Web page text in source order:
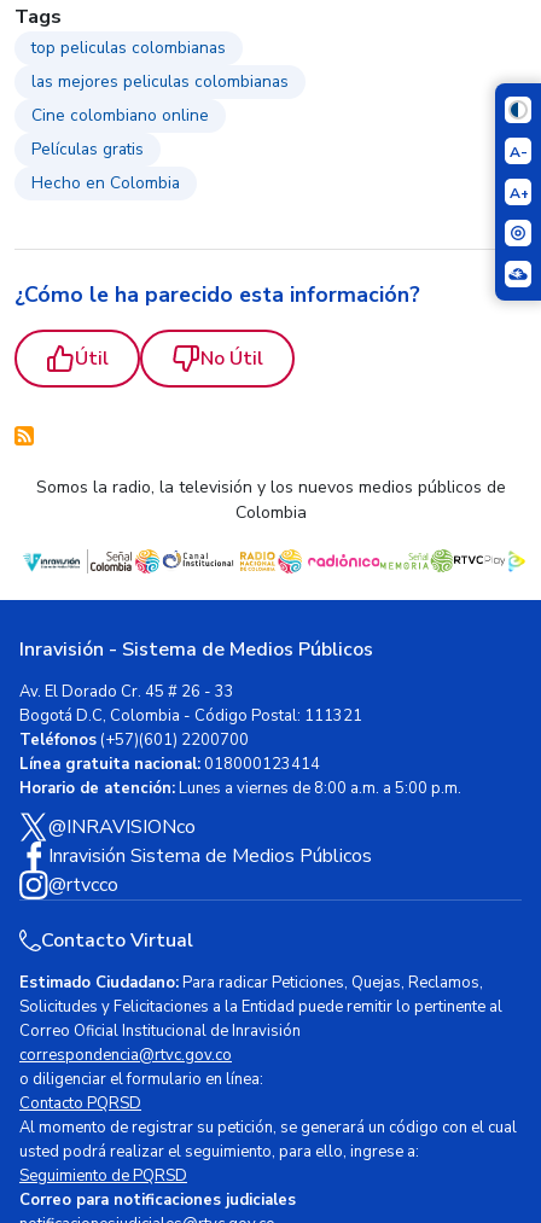
A-
A+
Tags
top peliculas colombianas
las mejores peliculas colombianas
Cine colombiano online
Películas gratis
Hecho en Colombia
¿Cómo le ha parecido esta información?
Útil No Útil
Somos la radio, la televisión y los nuevos medios públicos de
Colombia
Inravisión - Sistema de Medios Públicos
Av. El Dorado Cr. 45 # 26 - 33
Bogotá D.C, Colombia - Código Postal: 111321
Teléfonos(+57)(601) 2200700
Línea gratuita nacional:018000123414
Horario de atención:Lunes a viernes de 8:00 a.m. a 5:00 p.m.
@INRAVISIONco
Inravisión Sistema de Medios Públicos
@rtvcco
Contacto Virtual
Estimado Ciudadano:Para radicar Peticiones, Quejas, Reclamos,
Solicitudes y Felicitaciones a la Entidad puede remitir lo pertinente al
Correo Oficial Institucional de Inravisión
correspondencia@rtvc.gov.co
o diligenciar el formulario en línea:
Contacto PQRSD
Al momento de registrar su petición, se generará un código con el cual
usted podrá realizar el seguimiento, para ello, ingrese a:
Seguimiento de PQRSD
Correo para notificaciones judiciales